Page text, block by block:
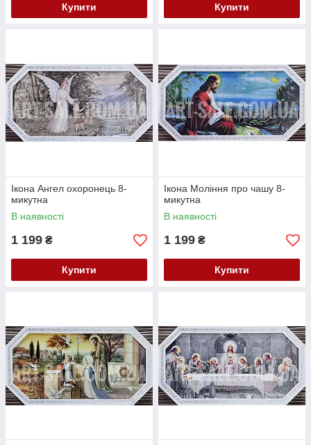
Купити Купити
Ікона Ангел охоронець 8-
микутна
В наявності
1 199 ₴
Купити
Ікона Моління про чашу 8-
микутна
В наявності
1 199 ₴
Купити